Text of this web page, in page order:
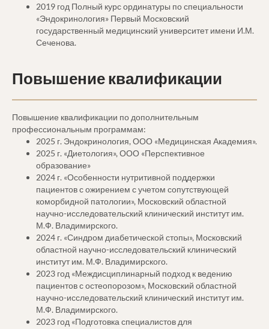
2019 год Полный курс ординатуры по специальности
«Эндокринология» Первый Московский
государственный медицинский университет имени И.М.
Сеченова.
Повышение квалификации
Повышение квалификации по дополнительным
профессиональным программам:
2025 г. Эндокринология, ООО «Медицинская Академия».
2025 г. «Диетология», ООО «Перспективное
образование»
2024 г. «Особенности нутритивной поддержки
пациентов с ожирением с учетом сопутствующей
коморбидной патологии», Московский областной
научно-исследовательский клинический институт им.
М.Ф. Владимирского.
2024 г. «Синдром диабетической стопы», Московский
областной научно-исследовательский клинический
институт им. М.Ф. Владимирского.
2023 год «Междисциплинарный подход к ведению
пациентов с остеопорозом», Московский областной
научно-исследовательский клинический институт им.
М.Ф. Владимирского.
2023 год «Подготовка специалистов для